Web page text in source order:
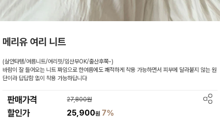
메리유 여리 니트
(살안타템/여름니트/여리핏/임산부OK/출산후쭉-)
바람이 잘 들어오는 니트 짜임으로 한여름에도 쾌적하게 착용 가능하면서 피부에 달라붙지 않는 원
단이라 답답함 없이 착용 가능하답니다
판매가격 27,800원
할인가 25,900원 7%